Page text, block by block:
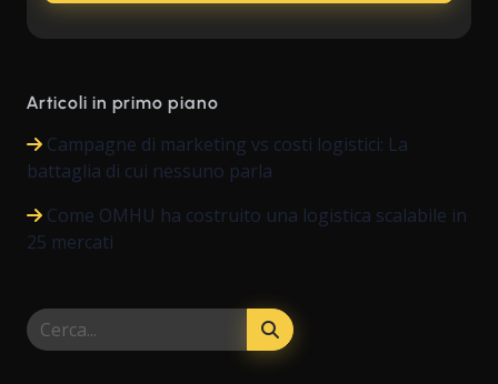
Articoli in primo piano
Campagne di marketing vs costi logistici: La
battaglia di cui nessuno parla
Come OMHU ha costruito una logistica scalabile in
25 mercati